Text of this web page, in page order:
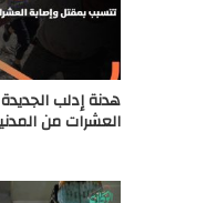
هدنة إدلب
العشرات من